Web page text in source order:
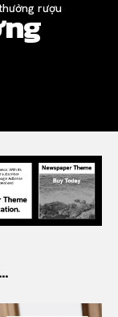
rượu